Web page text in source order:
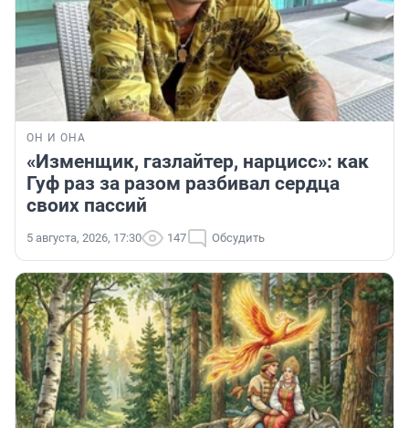
ОН И ОНА
«Изменщик, газлайтер, нарцисс»: как
Гуф раз за разом разбивал сердца
своих пассий
5 августа, 2026, 17:30 147 Обсудить